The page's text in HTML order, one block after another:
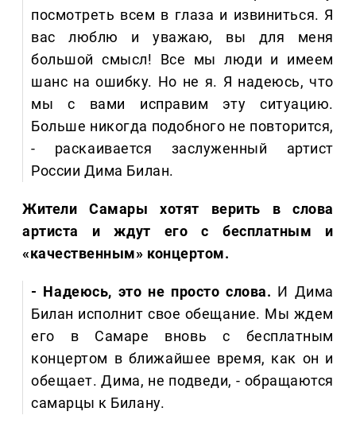
посмотреть всем в глаза и извиниться. Я
вас люблю и уважаю, вы для меня
большой смысл! Все мы люди и имеем
шанс на ошибку. Но не я. Я надеюсь, что
мы с вами исправим эту ситуацию.
Больше никогда подобного не повторится,
- раскаивается заслуженный артист
России Дима Билан.
Жители Самары хотят верить в слова
артиста и ждут его с бесплатным и
«качественным» концертом.
- Надеюсь, это не просто слова. И Дима
Билан исполнит свое обещание. Мы ждем
его в Самаре вновь с бесплатным
концертом в ближайшее время, как он и
обещает. Дима, не подведи, - обращаются
самарцы к Билану.